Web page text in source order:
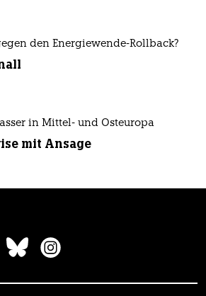
den Energiewende-Rollback?
in Mittel- und Osteuropa
mit Ansage